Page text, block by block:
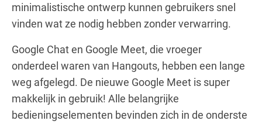
minimalistische ontwerp kunnen gebruikers snel
vinden wat ze nodig hebben zonder verwarring.
Google Chat en Google Meet, die vroeger
onderdeel waren van Hangouts, hebben een lange
weg afgelegd. De nieuwe Google Meet is super
makkelijk in gebruik! Alle belangrijke
bedieningselementen bevinden zich in de onderste